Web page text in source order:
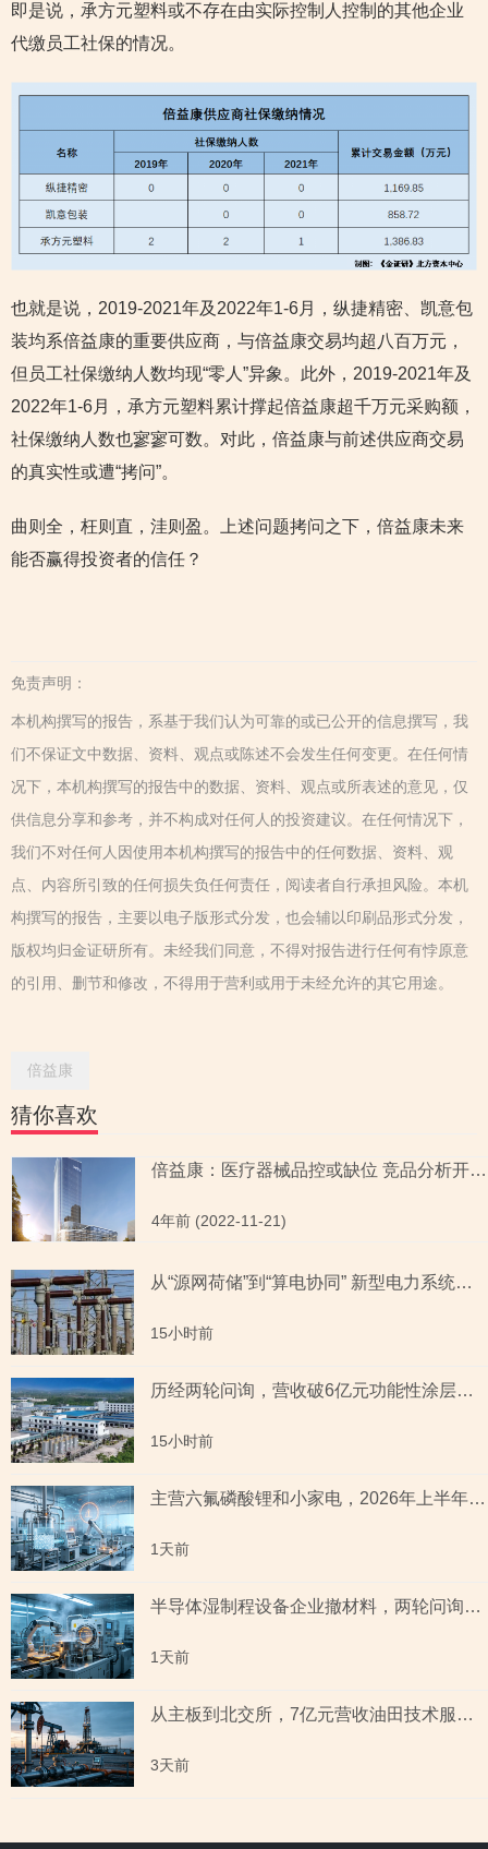
即是说，承方元塑料或不存在由实际控制人控制的其他企业
代缴员工社保的情况。
也就是说，2019-2021年及2022年1-6月，纵捷精密、凯意包
装均系倍益康的重要供应商，与倍益康交易均超八百万元，
但员工社保缴纳人数均现“零人”异象。此外，2019-2021年及
2022年1-6月，承方元塑料累计撑起倍益康超千万元采购额，
社保缴纳人数也寥寥可数。对此，倍益康与前述供应商交易
的真实性或遭“拷问”。
曲则全，枉则直，洼则盈。上述问题拷问之下，倍益康未来
能否赢得投资者的信任？
免责声明：
本机构撰写的报告，系基于我们认为可靠的或已公开的信息撰写，我
们不保证文中数据、资料、观点或陈述不会发生任何变更。在任何情
况下，本机构撰写的报告中的数据、资料、观点或所表述的意见，仅
供信息分享和参考，并不构成对任何人的投资建议。在任何情况下，
我们不对任何人因使用本机构撰写的报告中的任何数据、资料、观
点、内容所引致的任何损失负任何责任，阅读者自行承担风险。本机
构撰写的报告，主要以电子版形式分发，也会辅以印刷品形式分发，
版权均归金证研所有。未经我们同意，不得对报告进行任何有悖原意
的引用、删节和修改，不得用于营利或用于未经允许的其它用途。
倍益康
猜你喜欢
倍益康：医疗器械品控或缺位 竞品分析开启“蒙眼自嗨”式信披
4年前 (2022-11-21)
从“源网荷储”到“算电协同” 新型电力系统指数全景透视六大赛道
15小时前
历经两轮问询，营收破6亿元功能性涂层材料企业“撤稿”，应收账款坏账计提充分性及销售费用率低于同行均值合理性遭“连环问”
15小时前
主营六氟磷酸锂和小家电，2026年上半年预测盈利超2亿元，虚增收入被ST背后子公司未完成业绩承诺
1天前
半导体湿制程设备企业撤材料，两轮问询聚焦收入确认时点准确性，原材料采购公允性引关注
1天前
从主板到北交所，7亿元营收油田技术服务商两次撤单，募投项目必要性与核心技术竞争力遭“拷问”
3天前